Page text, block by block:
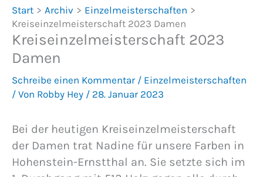
Start Archiv
Einzelmeisterschaften
Kreiseinzelmeisterschaft 2023 Damen
Kreiseinzelmeisterschaft 2023
Damen
Schreibe einen Kommentar / Einzelmeisterschaften
/ Von Robby Hey / 28. Januar 2023
Bei der heutigen Kreiseinzelmeisterschaft
der Damen trat Nadine für unsere Farben in
Hohenstein-Ernstthal an. Sie setzte sich im